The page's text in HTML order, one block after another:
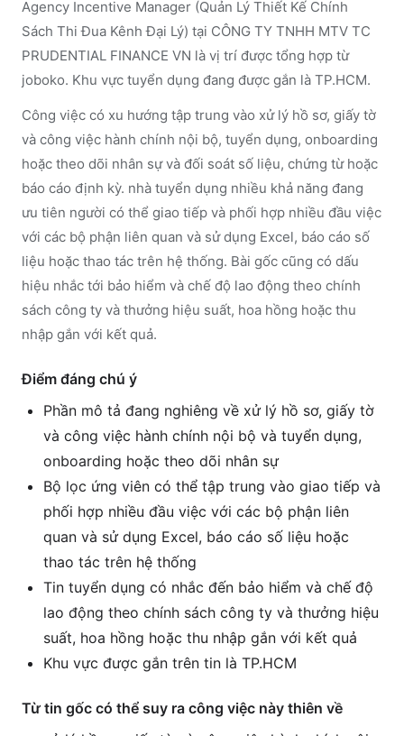
Agency Incentive Manager (Quản Lý Thiết Kế Chính
Sách Thi Đua Kênh Đại Lý) tại CÔNG TY TNHH MTV TC
PRUDENTIAL FINANCE VN là vị trí được tổng hợp từ
joboko. Khu vực tuyển dụng đang được gắn là TP.HCM.
Công việc có xu hướng tập trung vào xử lý hồ sơ, giấy tờ
và công việc hành chính nội bộ, tuyển dụng, onboarding
hoặc theo dõi nhân sự và đối soát số liệu, chứng từ hoặc
báo cáo định kỳ. nhà tuyển dụng nhiều khả năng đang
ưu tiên người có thể giao tiếp và phối hợp nhiều đầu việc
với các bộ phận liên quan và sử dụng Excel, báo cáo số
liệu hoặc thao tác trên hệ thống. Bài gốc cũng có dấu
hiệu nhắc tới bảo hiểm và chế độ lao động theo chính
sách công ty và thưởng hiệu suất, hoa hồng hoặc thu
nhập gắn với kết quả.
Điểm đáng chú ý
Phần mô tả đang nghiêng về xử lý hồ sơ, giấy tờ
và công việc hành chính nội bộ và tuyển dụng,
onboarding hoặc theo dõi nhân sự
Bộ lọc ứng viên có thể tập trung vào giao tiếp và
phối hợp nhiều đầu việc với các bộ phận liên
quan và sử dụng Excel, báo cáo số liệu hoặc
thao tác trên hệ thống
Tin tuyển dụng có nhắc đến bảo hiểm và chế độ
lao động theo chính sách công ty và thưởng hiệu
suất, hoa hồng hoặc thu nhập gắn với kết quả
Khu vực được gắn trên tin là TP.HCM
Từ tin gốc có thể suy ra công việc này thiên về